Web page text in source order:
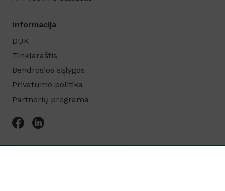
Informacija
DUK
Tinklaraštis
Bendrosios sąlygos
Privatumo politika
Partnerių programa